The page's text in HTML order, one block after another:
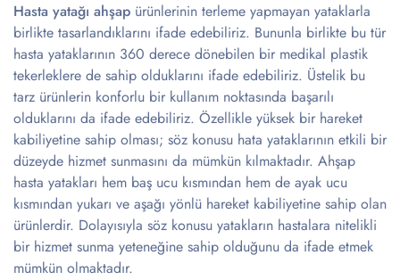
Hasta yatağı ahşap ürünlerinin terleme yapmayan yataklarla
birlikte tasarlandıklarını ifade edebiliriz. Bununla birlikte bu tür
hasta yataklarının 360 derece dönebilen bir medikal plastik
tekerleklere de sahip olduklarını ifade edebiliriz. Üstelik bu
tarz ürünlerin konforlu bir kullanım noktasında başarılı
olduklarını da ifade edebiliriz. Özellikle yüksek bir hareket
kabiliyetine sahip olması; söz konusu hata yataklarının etkili bir
düzeyde hizmet sunmasını da mümkün kılmaktadır. Ahşap
hasta yatakları hem baş ucu kısmından hem de ayak ucu
kısmından yukarı ve aşağı yönlü hareket kabiliyetine sahip olan
ürünlerdir. Dolayısıyla söz konusu yatakların hastalara nitelikli
bir hizmet sunma yeteneğine sahip olduğunu da ifade etmek
mümkün olmaktadır.